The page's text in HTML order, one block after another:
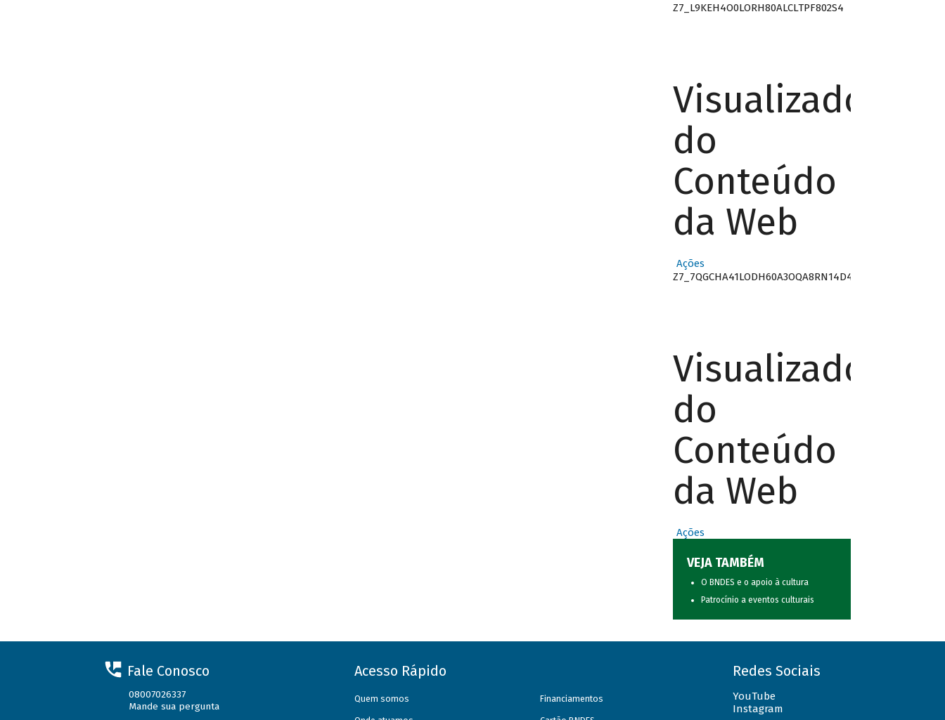
Z7_L9KEH4O0LORH80ALCLTPF802S4
Visualizador
do
Conteúdo
da Web
Ações
Z7_7QGCHA41LODH60A3OQA8RN14D4
Visualizador
do
Conteúdo
da Web
Ações
VEJA TAMBÉM
O BNDES e o apoio à cultura
Patrocínio a eventos culturais
Fale Conosco
08007026337
Mande sua pergunta
Acesso Rápido
Quem somos Financiamentos
Redes Sociais
YouTube
Instagram